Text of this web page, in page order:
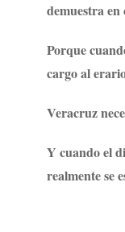
demuestra
Porque
cargo al
Veracruz
Y cuando el
realmente se